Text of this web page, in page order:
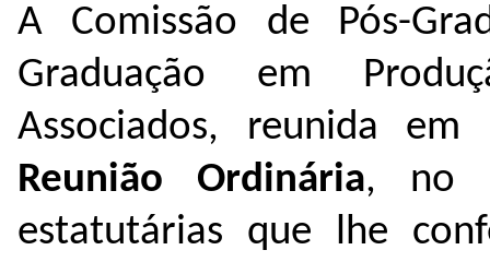
A Comissão de Pós-
Graduação em
Associados, reunida em
Reunião Ordinária, no
estatutárias que lhe